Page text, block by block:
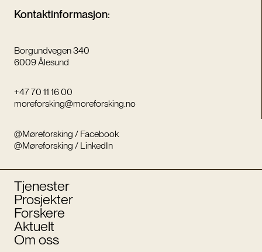
Kontaktinformasjon:
Borgundvegen 340
6009 Ålesund
+47 70 11 16 00
moreforsking@moreforsking.no
@Møreforsking / Facebook
@Møreforsking / LinkedIn
Tjenester
Prosjekter
Forskere
Aktuelt
Om oss